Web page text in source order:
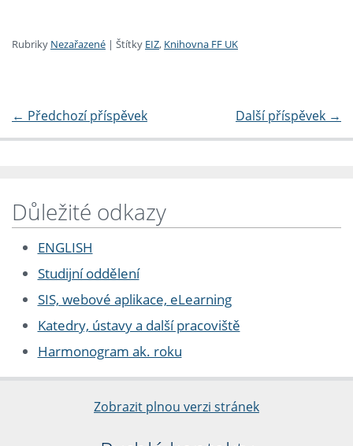
Rubriky Nezařazené | Štítky EIZ, Knihovna FF UK
← Předchozí příspěvek Další příspěvek →
Důležité odkazy
ENGLISH
Studijní oddělení
SIS, webové aplikace, eLearning
Katedry, ústavy a další pracoviště
Harmonogram ak. roku
Zobrazit plnou verzi stránek